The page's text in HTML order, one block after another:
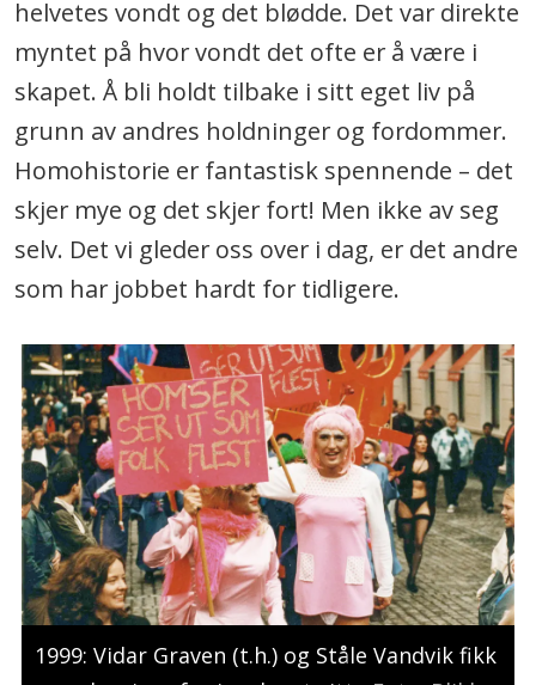
helvetes vondt og det blødde. Det var direkte
myntet på hvor vondt det ofte er å være i
skapet. Å bli holdt tilbake i sitt eget liv på
grunn av andres holdninger og fordommer.
Homohistorie er fantastisk spennende – det
skjer mye og det skjer fort! Men ikke av seg
selv. Det vi gleder oss over i dag, er det andre
som har jobbet hardt for tidligere.
1999: Vidar Graven (t.h.) og Ståle Vandvik fikk